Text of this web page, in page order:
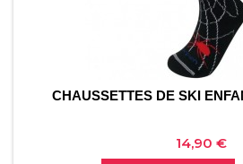
CHAUSSETTES DE SKI
Prix
14,90 €